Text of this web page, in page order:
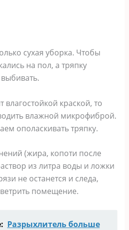
сухая уборка. Чтобы
на пол, а тряпку
влагостойкой краской, то
влажной микрофиброй.
ополаскивать тряпку.
(жира, копоти после
из литра воды и ложки
не останется и следа,
помещение.
Разрыхлитель больше